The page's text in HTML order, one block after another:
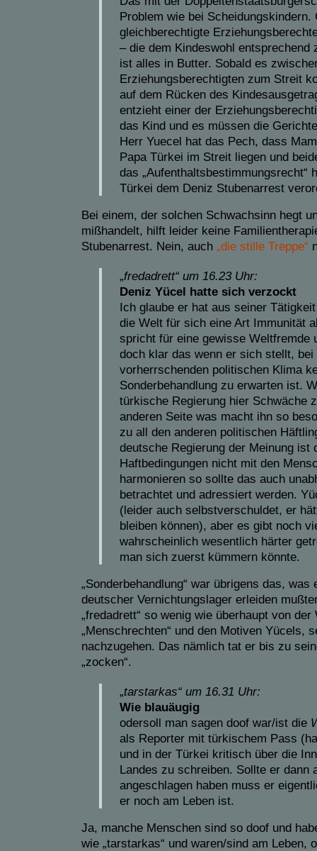
Problem wie bei Scheidungskindern.
gleichberechtigte
– die dem Kindeswohl entsprechend
ist alles in Butter. Sobald es
Erziehungsberechtigten zum Streit
auf dem Rücken des
entzieht einer der
das Kind und es müssen die
Herr Yuecel hat das Pech, dass
Papa Türkei im Streit liegen und
das „Aufenthaltsbestimmungsrecht“
Türkei dem Deniz Stubenarrest
Bei einem, der solchen Schwachsinn hegt
mißhandelt, hilft leider keine
Stubenarrest. Nein, auch „die stille Treppe“
„fredadrett“ um 16.23 Uhr:
Deniz Yücel hatte sich verzockt
Ich glaube er hat aus seiner
die Welt für sich eine Art Immunität
spricht für eine gewisse Weltfremde
doch klar das wenn er sich stellt, bei
vorherrschenden politischen Klima
Sonderbehandlung zu erwarten ist.
türkische Regierung hier Schwäche
anderen Seite was macht ihn so
zu all den anderen politischen
deutsche Regierung der Meinung ist
Haftbedingungen nicht mit den
harmonieren so sollte das auch
betrachtet und adressiert werden.
(leider auch selbstverschuldet, er
bleiben können), aber es gibt noch
wahrscheinlich wesentlich härter
man sich zuerst kümmern könnte.
„Sonderbehandlung“ war übrigens das, was
deutscher Vernichtungslager erleiden
„fredadrett“ so wenig wie überhaupt von der
„Menschrechten“ und den Motiven Yücels,
nachzugehen. Das nämlich tat er bis zu
„zocken“.
„tarstarkas“ um 16.31 Uhr:
Wie blauäugig
odersoll man sagen doof war/ist die
als Reporter mit türkischem Pass
und in der Türkei kritisch über die
Landes zu schreiben. Sollte er dann
angeschlagen haben muss er
er noch am Leben ist.
Ja, manche Menschen sind so doof und
wie „tarstarkas“ und waren/sind am Leben,